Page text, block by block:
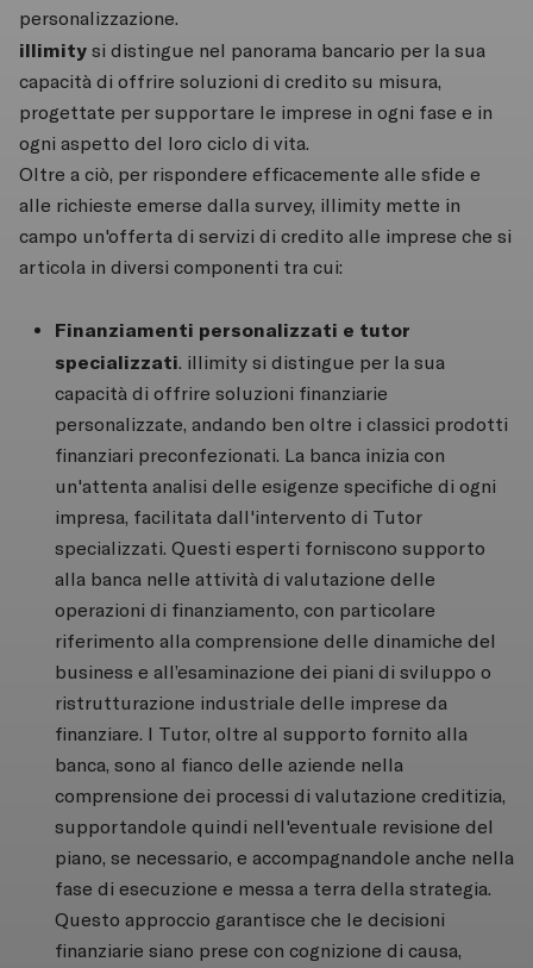
personalizzazione.
illimity si distingue nel panorama bancario per la sua
capacità di offrire soluzioni di credito su misura,
progettate per supportare le imprese in ogni fase e in
ogni aspetto del loro ciclo di vita.
Oltre a ciò, per rispondere efficacemente alle sfide e
alle richieste emerse dalla survey, illimity mette in
campo un'offerta di servizi di credito alle imprese che si
articola in diversi componenti tra cui:
Finanziamenti personalizzati e tutor
specializzati. illimity si distingue per la sua
capacità di offrire soluzioni finanziarie
personalizzate, andando ben oltre i classici prodotti
finanziari preconfezionati. La banca inizia con
un'attenta analisi delle esigenze specifiche di ogni
impresa, facilitata dall'intervento di Tutor
specializzati. Questi esperti forniscono supporto
alla banca nelle attività di valutazione delle
operazioni di finanziamento, con particolare
riferimento alla comprensione delle dinamiche del
business e all’esaminazione dei piani di sviluppo o
ristrutturazione industriale delle imprese da
finanziare. I Tutor, oltre al supporto fornito alla
banca, sono al fianco delle aziende nella
comprensione dei processi di valutazione creditizia,
supportandole quindi nell'eventuale revisione del
piano, se necessario, e accompagnandole anche nella
fase di esecuzione e messa a terra della strategia.
Questo approccio garantisce che le decisioni
finanziarie siano prese con cognizione di causa,